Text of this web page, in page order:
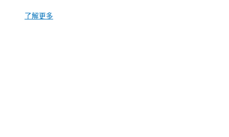
了解更多